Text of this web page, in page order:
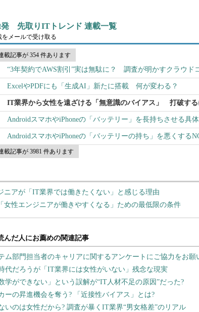
発 先取りITトレンド 連載一覧
をメールで受け取る
載記事が 354 件あります
“3年契約でAWS割引”実は無駄に？ 調査が明かすクラウド
ExcelやPDFにも「生成AI」新たに搭載 何が変わる？
IT業界から女性を遠ざける「無意識のバイアス」 打破する
AndroidスマホやiPhoneの「バッテリー」を長持ちさせる具
AndroidスマホやiPhoneの「バッテリーの持ち」を悪くする
載記事が 3981 件あります
ニアが「IT業界では働きたくない」と感じる理由
女性エンジニアが働きやすくなる」ための最低限の条件